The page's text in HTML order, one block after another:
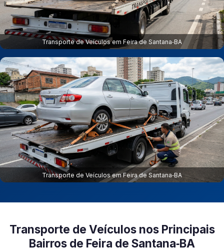
Transporte de Veículos em Feira de Santana‑BA
Transporte de Veículos em Feira de Santana‑BA
Transporte de Veículos nos Principais
Bairros de Feira de Santana‑BA